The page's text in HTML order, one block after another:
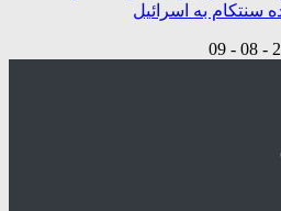
سنتکام به اسرائیل